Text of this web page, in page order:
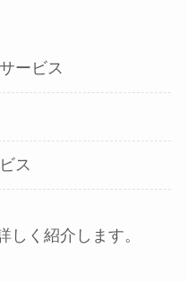
ービス
ス
しく紹介します。